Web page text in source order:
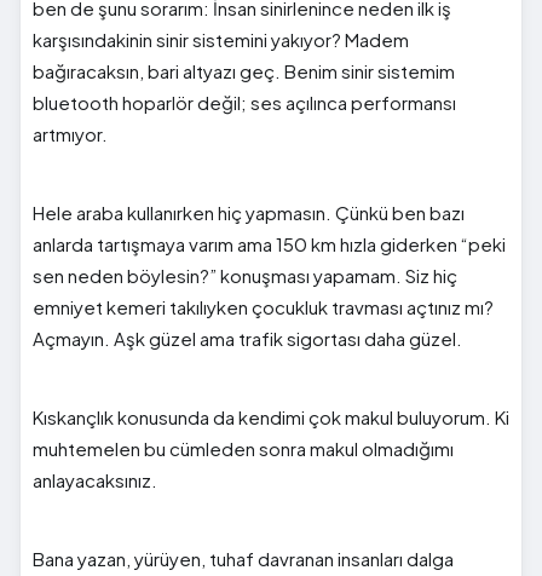
ben de şunu sorarım: İnsan sinirlenince neden ilk iş
karşısındakinin sinir sistemini yakıyor? Madem
bağıracaksın, bari altyazı geç. Benim sinir sistemim
bluetooth hoparlör değil; ses açılınca performansı
artmıyor.
Hele araba kullanırken hiç yapmasın. Çünkü ben bazı
anlarda tartışmaya varım ama 150 km hızla giderken “peki
sen neden böylesin?” konuşması yapamam. Siz hiç
emniyet kemeri takılıyken çocukluk travması açtınız mı?
Açmayın. Aşk güzel ama trafik sigortası daha güzel.
Kıskançlık konusunda da kendimi çok makul buluyorum. Ki
muhtemelen bu cümleden sonra makul olmadığımı
anlayacaksınız.
Bana yazan, yürüyen, tuhaf davranan insanları dalga